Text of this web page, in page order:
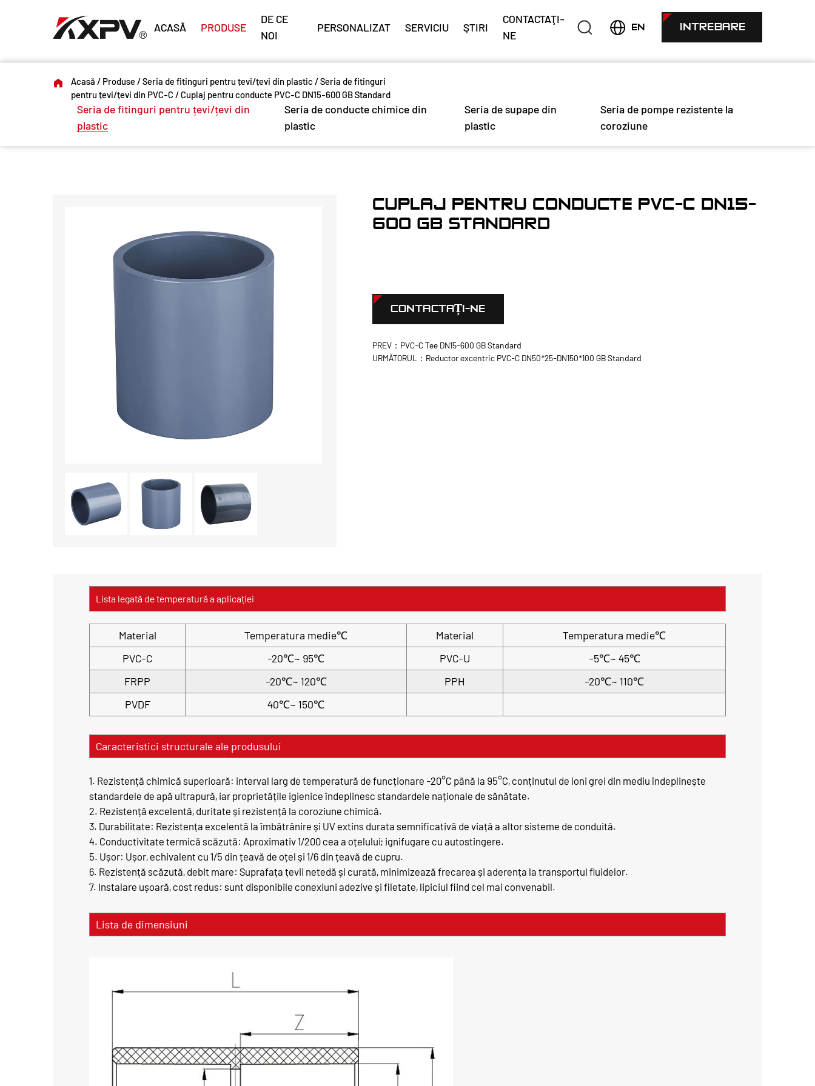
ACASĂ PRODUSE
DE CE
NOI
PERSONALIZAT SERVICIU ŞTIRI
CONTACTAŢI-
NE
EN INTREBARE
Acasă / Produse /Seria de fitinguri pentru țevi/țevi din plastic /Seria de fitinguri
pentru țevi/țevi din PVC-C /Cuplaj pentru conducte PVC-C DN15-600 GB Standard
Seria de fitinguri pentru țevi/țevi din
plastic
Seria de conducte chimice din
plastic
Seria de supape din
plastic
Seria de pompe rezistente la
coroziune
CUPLAJ PENTRU CONDUCTE PVC-C DN15-
600 GB STANDARD
CONTACTAȚI-NE
PREV：PVC-C Tee DN15-600 GB Standard
URMĂTORUL：Reductor excentric PVC-C DN50*25-DN150*100 GB Standard
Lista legată de temperatură a aplicației
Material Temperatura medie℃ Material
Temperatura medie℃
PVC-C
-20℃~ 95℃ PVC-U
-5℃~ 45℃
FRPP
-20℃~ 120℃ PPH
-20℃~ 110℃
PVDF
40℃~ 150℃
Caracteristici structurale ale produsului
1. Rezistență chimică superioară: interval larg de temperatură de funcționare -20°C până la 95°C, conținutul de ioni grei din mediu îndeplinește
standardele de apă ultrapură, iar proprietățile igienice îndeplinesc standardele naționale de sănătate.
2. Rezistență excelentă, duritate și rezistență la coroziune chimică.
3. Durabilitate: Rezistența excelentă la îmbătrânire și UV extins durata semnificativă de viață a altor sisteme de conduită.
4. Conductivitate termică scăzută: Aproximativ 1/200 cea a oțelului; ignifugare cu autostingere.
5. Ușor: Ușor, echivalent cu 1/5 din țeavă de oțel și 1/6 din țeavă de cupru.
6. Rezistență scăzută, debit mare: Suprafața țevii netedă și curată, minimizează frecarea și aderența la transportul fluidelor.
7. Instalare ușoară, cost redus: sunt disponibile conexiuni adezive și filetate, lipiciul fiind cel mai convenabil.
Lista de dimensiuni